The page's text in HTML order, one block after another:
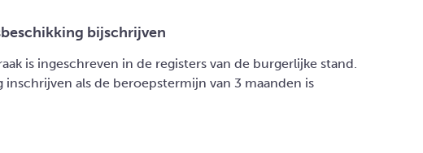
bijschrijven
is ingeschreven in de registers van de burgerlijke stand.
als de beroepstermijn van 3 maanden is